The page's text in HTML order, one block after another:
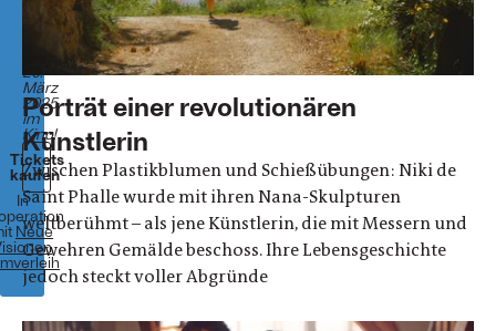
2024
Minuten
20.
März
2025
im
Kino!
Tickets
kaufen
In
Neue
Porträt einer revolutionären
Künstlerin
Zwischen Plastikblumen und Schießübungen: Niki de
Saint Phalle wurde mit ihren Nana-Skulpturen
weltberühmt – als jene Künstlerin, die mit Messern und
Gewehren Gemälde beschoss. Ihre Lebensgeschichte
jedoch steckt voller Abgründe